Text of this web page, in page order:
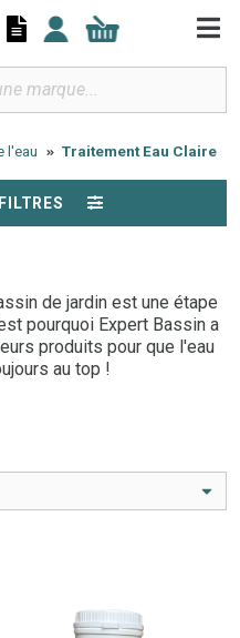
l'eau Traitement Eau Claire
de jardin est une étape
pourquoi Expert Bassin a
produits pour que l'eau
au top !
oxygéner et clarifier
Ils permettent d'empêcher
verte ou terne.
de
de qualité